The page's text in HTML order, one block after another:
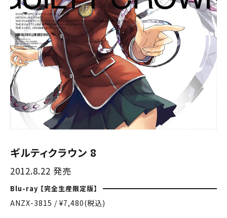
ギルティクラウン 8
2012.8.22 発売
Blu-ray 【完全生産限定版】
ANZX-3815 / ¥7,480(税込)